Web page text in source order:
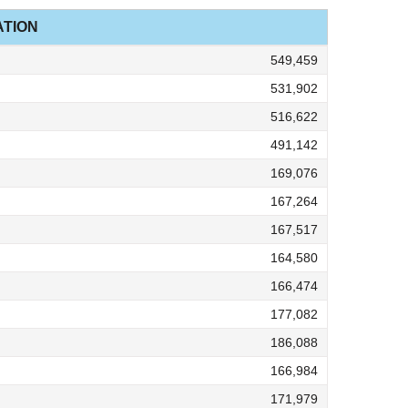
549,459
531,902
516,622
491,142
169,076
167,264
167,517
164,580
166,474
177,082
186,088
166,984
171,979